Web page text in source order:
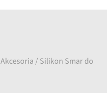
Akcesoria / Silikon Smar do